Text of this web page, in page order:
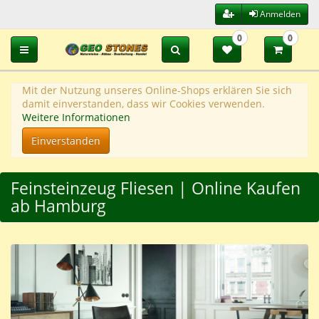
Anmelden
Toggle navigation
0 0
Mit der Nutzung unseres Online-Shops erklären Sie sich
damit einverstanden, dass wir Cookies verwenden.
Weitere Informationen
Einverstanden
Feinsteinzeug Fliesen | Online Kaufen
ab Hamburg